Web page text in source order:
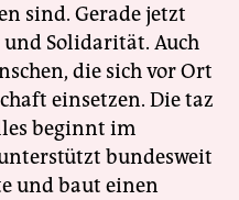
sind. Gerade jetzt
Solidarität. Auch
die sich vor Ort
einsetzen. Die taz
beginnt im
bundesweit
und baut einen